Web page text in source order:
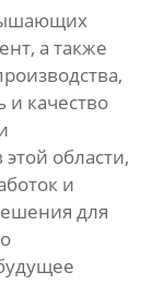
а также
качество
области,
и
для